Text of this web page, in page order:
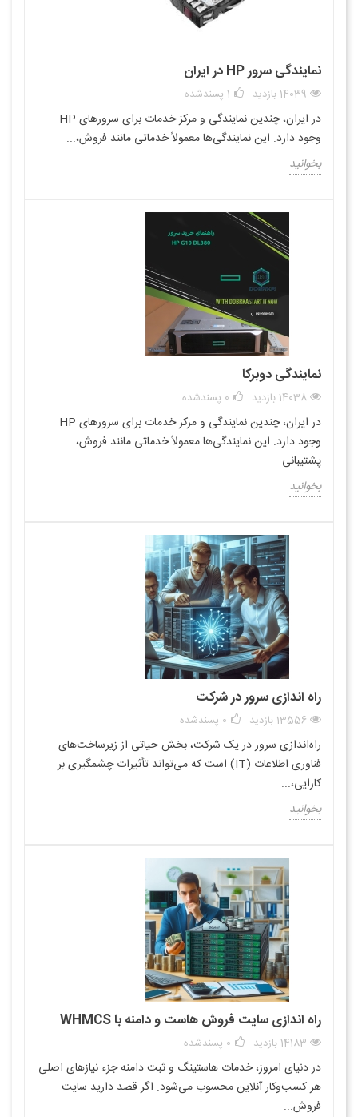
نمایندگی سرور HP در ایران
14039 بازدید 1 پسندشده
در ایران، چندین نمایندگی و مرکز خدمات برای سرورهای HP
وجود دارد. این نمایندگی‌ها معمولاً خدماتی مانند فروش،...
بخوانید
نمایندگی دوبرکا
14038 بازدید 0 پسندشده
در ایران، چندین نمایندگی و مرکز خدمات برای سرورهای HP
وجود دارد. این نمایندگی‌ها معمولاً خدماتی مانند فروش،
پشتیبانی...
بخوانید
راه اندازی سرور در شرکت
13556 بازدید 0 پسندشده
راه‌اندازی سرور در یک شرکت، بخش حیاتی از زیرساخت‌های
فناوری اطلاعات (IT) است که می‌تواند تأثیرات چشمگیری بر
کارایی،...
بخوانید
راه اندازی سایت فروش هاست و دامنه با WHMCS
14183 بازدید 0 پسندشده
در دنیای امروز، خدمات هاستینگ و ثبت دامنه جزء نیازهای اصلی
هر کسب‌وکار آنلاین محسوب می‌شود. اگر قصد دارید سایت
فروش...